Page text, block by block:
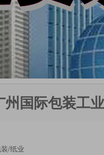
州国际包装工
/纸业